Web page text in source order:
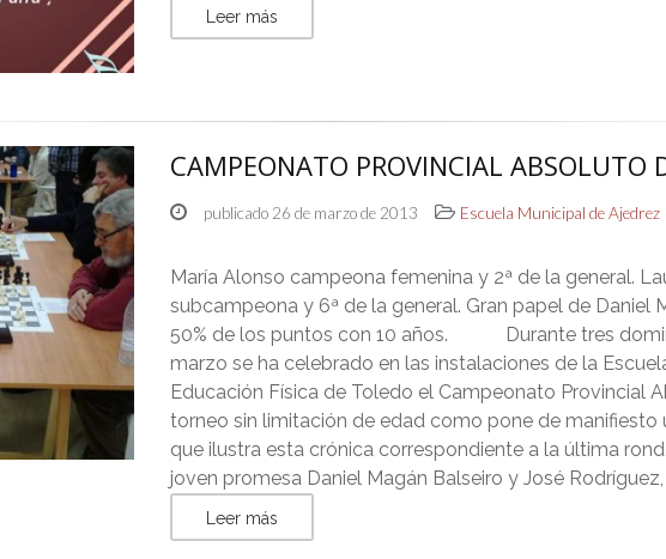
Leer más
CAMPEONATO PROVINCIAL ABSOLUTO
publicado 26 de marzo de 2013 Escuela Municipal de Ajedrez
María Alonso campeona femenina y 2ª de la general.
subcampeona y 6ª de la general. Gran papel de Daniel
50% de los puntos con 10 años. Durante tres
marzo se ha celebrado en las instalaciones de la
Educación Física de Toledo el Campeonato Provincial
torneo sin limitación de edad como pone de manifiesto
que ilustra esta crónica correspondiente a la última
joven promesa Daniel Magán Balseiro y José Rodríguez,
Leer más